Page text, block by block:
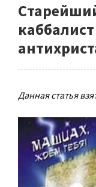
Данная статья